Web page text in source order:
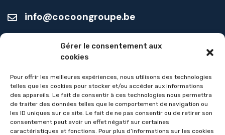
Gérer le consentement aux
cookies
Pour offrir les meilleures expériences, nous utilisons des technologies
telles que les cookies pour stocker et/ou accéder aux informations
des appareils. Le fait de consentir à ces technologies nous permettra
de traiter des données telles que le comportement de navigation ou
les ID uniques sur ce site. Le fait de ne pas consentir ou de retirer son
consentement peut avoir un effet négatif sur certaines
caractéristiques et fonctions. Pour plus d’informations sur les cookies
info@cocoongroupe.be
Seniors :
+32 (0)4 387 41 35
Aide familiale :
+32 (0)4 387 43 29
Petite enfance :
+32 (0)4 370 03 87